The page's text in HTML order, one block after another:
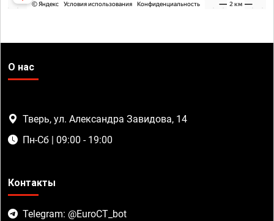
О нас
Тверь, ул. Александра Завидова, 14
Пн-Сб | 09:00 - 19:00
Контакты
Telegram: @EuroCT_bot